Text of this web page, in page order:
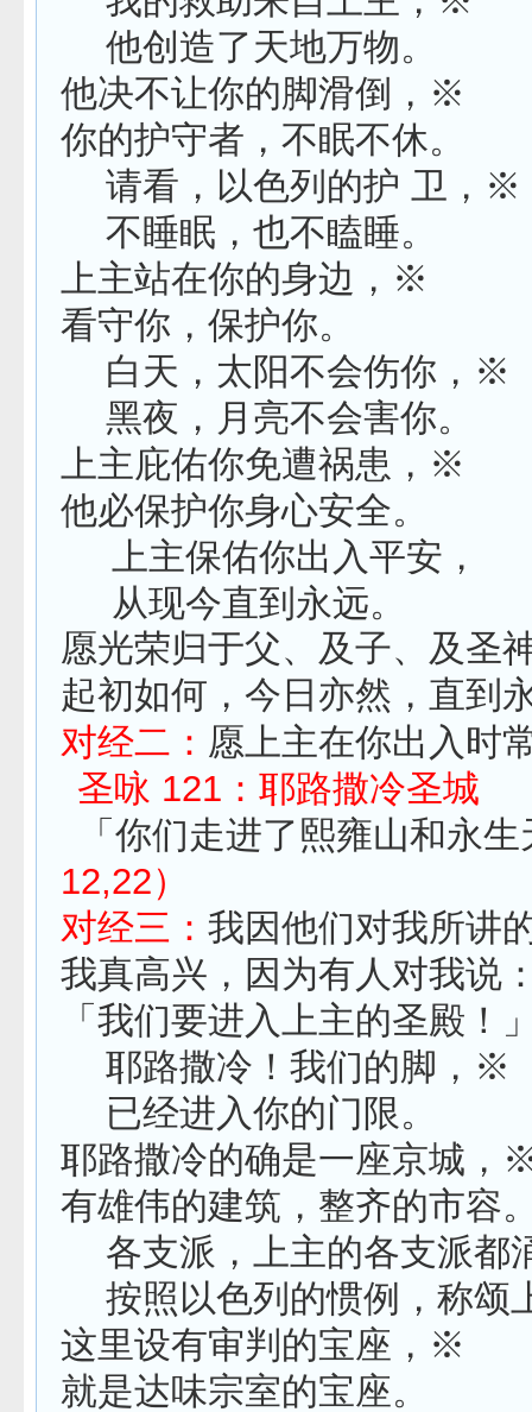
他创造了天地万物。
他决不让你的脚滑倒，※
你的护守者，不眠不休。
请看，以色列的护 卫，※
不睡眠，也不瞌睡。
上主站在你的身边，※
看守你，保护你。
白天，太阳不会伤你，※
黑夜，月亮不会害你。
上主庇佑你免遭祸患，※
他必保护你身心安全。
上主保佑你出入平安，
从现今直到永远。
愿光荣归于父、及子、及圣
起初如何，今日亦然，直到
对经二： 愿上主在你出入时
圣咏 121：耶路撒冷圣城
「你们走进了熙雍山和永
12,22）
对经三： 我因他们对我所讲
我真高兴，因为有人对我说
「我们要进入上主的圣殿！
耶路撒冷！我们的脚，※
已经进入你的门限。
耶路撒冷的确是一座京城，
有雄伟的建筑，整齐的市容
各支派，上主的各支派
按照以色列的惯例，称颂
这里设有审判的宝座，※
就是达味宗室的宝座。